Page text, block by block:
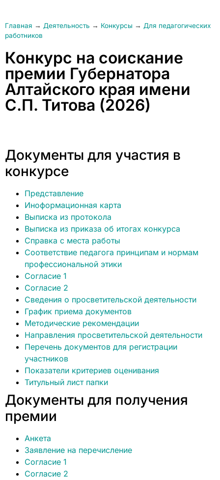
Главная → Деятельность → Конкурсы → Для педагогических
работников
Конкурс на соискание
премии Губернатора
Алтайского края имени
С.П. Титова (2026)
Документы для участия в
конкурсе
Представление
Иноформационная карта
Выписка из протокола
Выписка из приказа об итогах конкурса
Справка с места работы
Соответствие педагога принципам и нормам
профессиональной этики
Согласие 1
Согласие 2
Сведения о просветительской деятельности
График приема документов
Методические рекомендации
Направления просветительской деятельности
Перечень документов для регистрации
участников
Показатели критериев оценивания
Титульный лист папки
Документы для получения
премии
Анкета
Заявление на перечисление
Согласие 1
Согласие 2